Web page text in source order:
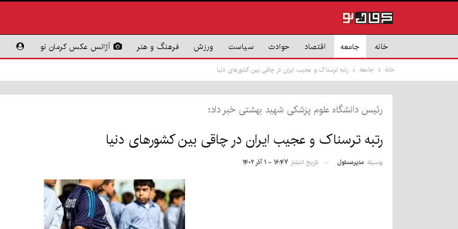
خانه جامعه اقتصاد حوادث سیاست ورزش فرهنگ و هنر آژانس عکس کرمان نو
خانه جامعه رتبه ترسناک و عجیب ایران در چاقی بین کشورهای دنیا
رئیس دانشگاه علوم پزشکی شهید بهشتی خبر داد؛
رتبه ترسناک و عجیب ایران در چاقی بین کشورهای دنیا
بوسیله مدیرمسئول تاریخ انتشار ۱۶:۴۷ - ۱ آذر ۱۴۰۲